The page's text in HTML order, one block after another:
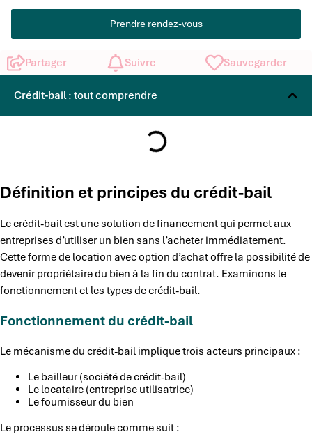
Crédit-bail : tout comprendre
Définition et principes du crédit-bail
Le crédit-bail est une solution de financement qui permet aux
entreprises d’utiliser un bien sans l’acheter immédiatement.
Cette forme de location avec option d’achat offre la possibilité de
devenir propriétaire du bien à la fin du contrat. Examinons le
fonctionnement et les types de crédit-bail.
Fonctionnement du crédit-bail
Le mécanisme du crédit-bail implique trois acteurs principaux :
Le bailleur (société de crédit-bail)
Le locataire (entreprise utilisatrice)
Le fournisseur du bien
Le processus se déroule comme suit :
Prendre rendez-vous
Partager Suivre Sauvegarder